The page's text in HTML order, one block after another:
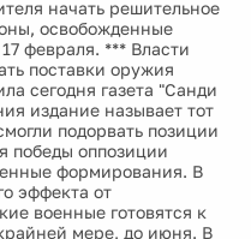
начать решительное
освобожденные
февраля. *** Власти
поставки оружия
сегодня газета "Санди
издание называет тот
подорвать позиции
победы оппозиции
формирования. В
эффекта от
военные готовятся к
мере, до июня. В